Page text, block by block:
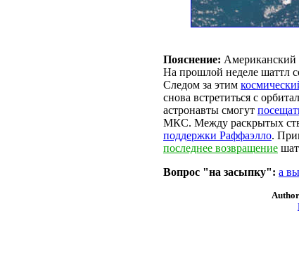
Пояснение: Американский
На прошлой неделе шаттл
Следом за этим
снова встретиться с
астронавты смогут
МКС. Между раскрытых
поддержки Раффаэлло.
последнее возвращение
Вопрос "на засыпку": а